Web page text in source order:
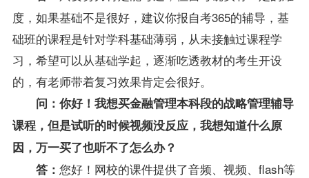
度，如果基础不是很好，建议你报自考365的辅导，基
础班的课程是针对学科基础薄弱，从未接触过课程学
习，希望可以从基础学起，逐渐吃透教材的考生开设
的，有老师带着复习效果肯定会很好。
问：你好！我想买金融管理本科段的战略管理辅导
课程，但是试听的时候视频没反应，我想知道什么原
因，万一买了也听不了怎么办？
答： 您好！网校的课件提供了音频、视频、flash等